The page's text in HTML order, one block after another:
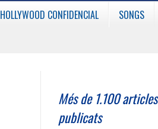
HOLLYWOOD CONFIDENCIAL
SONGS
Més de 1.100 articles
publicats